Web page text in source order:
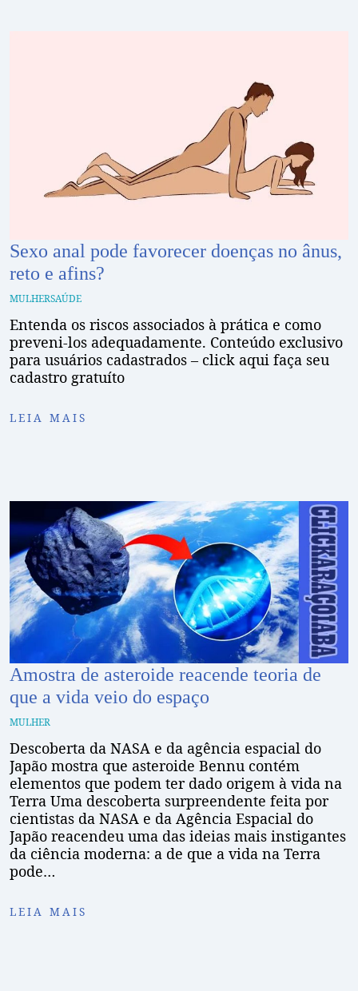
Sexo anal pode favorecer doenças no ânus,
reto e afins?
MULHERSAÚDE
Entenda os riscos associados à prática e como
preveni-los adequadamente. Conteúdo exclusivo
para usuários cadastrados – click aqui faça seu
cadastro gratuíto
LEIA MAIS
Amostra de asteroide reacende teoria de
que a vida veio do espaço
MULHER
Descoberta da NASA e da agência espacial do
Japão mostra que asteroide Bennu contém
elementos que podem ter dado origem à vida na
Terra Uma descoberta surpreendente feita por
cientistas da NASA e da Agência Espacial do
Japão reacendeu uma das ideias mais instigantes
da ciência moderna: a de que a vida na Terra
pode…
LEIA MAIS